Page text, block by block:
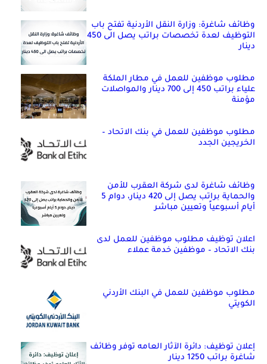
وظائف شاغرة: وزارة النقل الأردنية تفتح باب
التوظيف لعدة تخصصات براتب يصل الى 450
دينار
مطلوب موظفين للعمل في مطار الملكة
علياء براتب 450 إلى 700 دينار والمواصلات
مؤمنة
مطلوب موظفين للعمل في بنك الاتحاد –
الخريجين الجدد
وظائف شاغرة لدى شركة العقرب للأمن
والحماية براتب يصل إلى 420 دينار، دوام 5
أيام أسبوعياً وتعيين مباشر
اعلان توظيف مطلوب موظفين للعمل لدى
بنك الاتحاد – موظفين خدمة عملاء
مطلوب موظفين للعمل في البنك الأردني
الكويتي
إعلان توظيف: دائرة الآثار العامه توفر وظائف
شاغرة براتب 1250 دينار